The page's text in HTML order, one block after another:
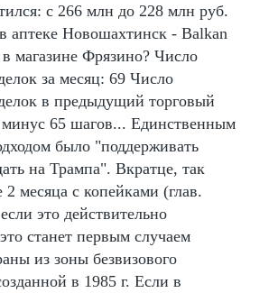
с 266 млн до 228 млн руб.
аптеке Новошахтинск - Balkan
магазине Фрязино? Число
за месяц: 69 Число
в предыдущий торговый
минус 65 шагов... Единственным
было "поддерживать
на Трампа". Вкратце, так
2 месяца с копейками (глав.
это действительно
станет первым случаем
из зоны безвизового
в 1985 г. Если в